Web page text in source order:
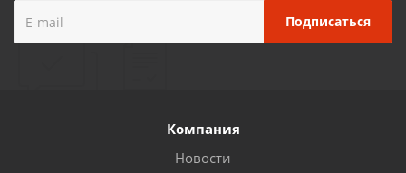
Компания
Новости